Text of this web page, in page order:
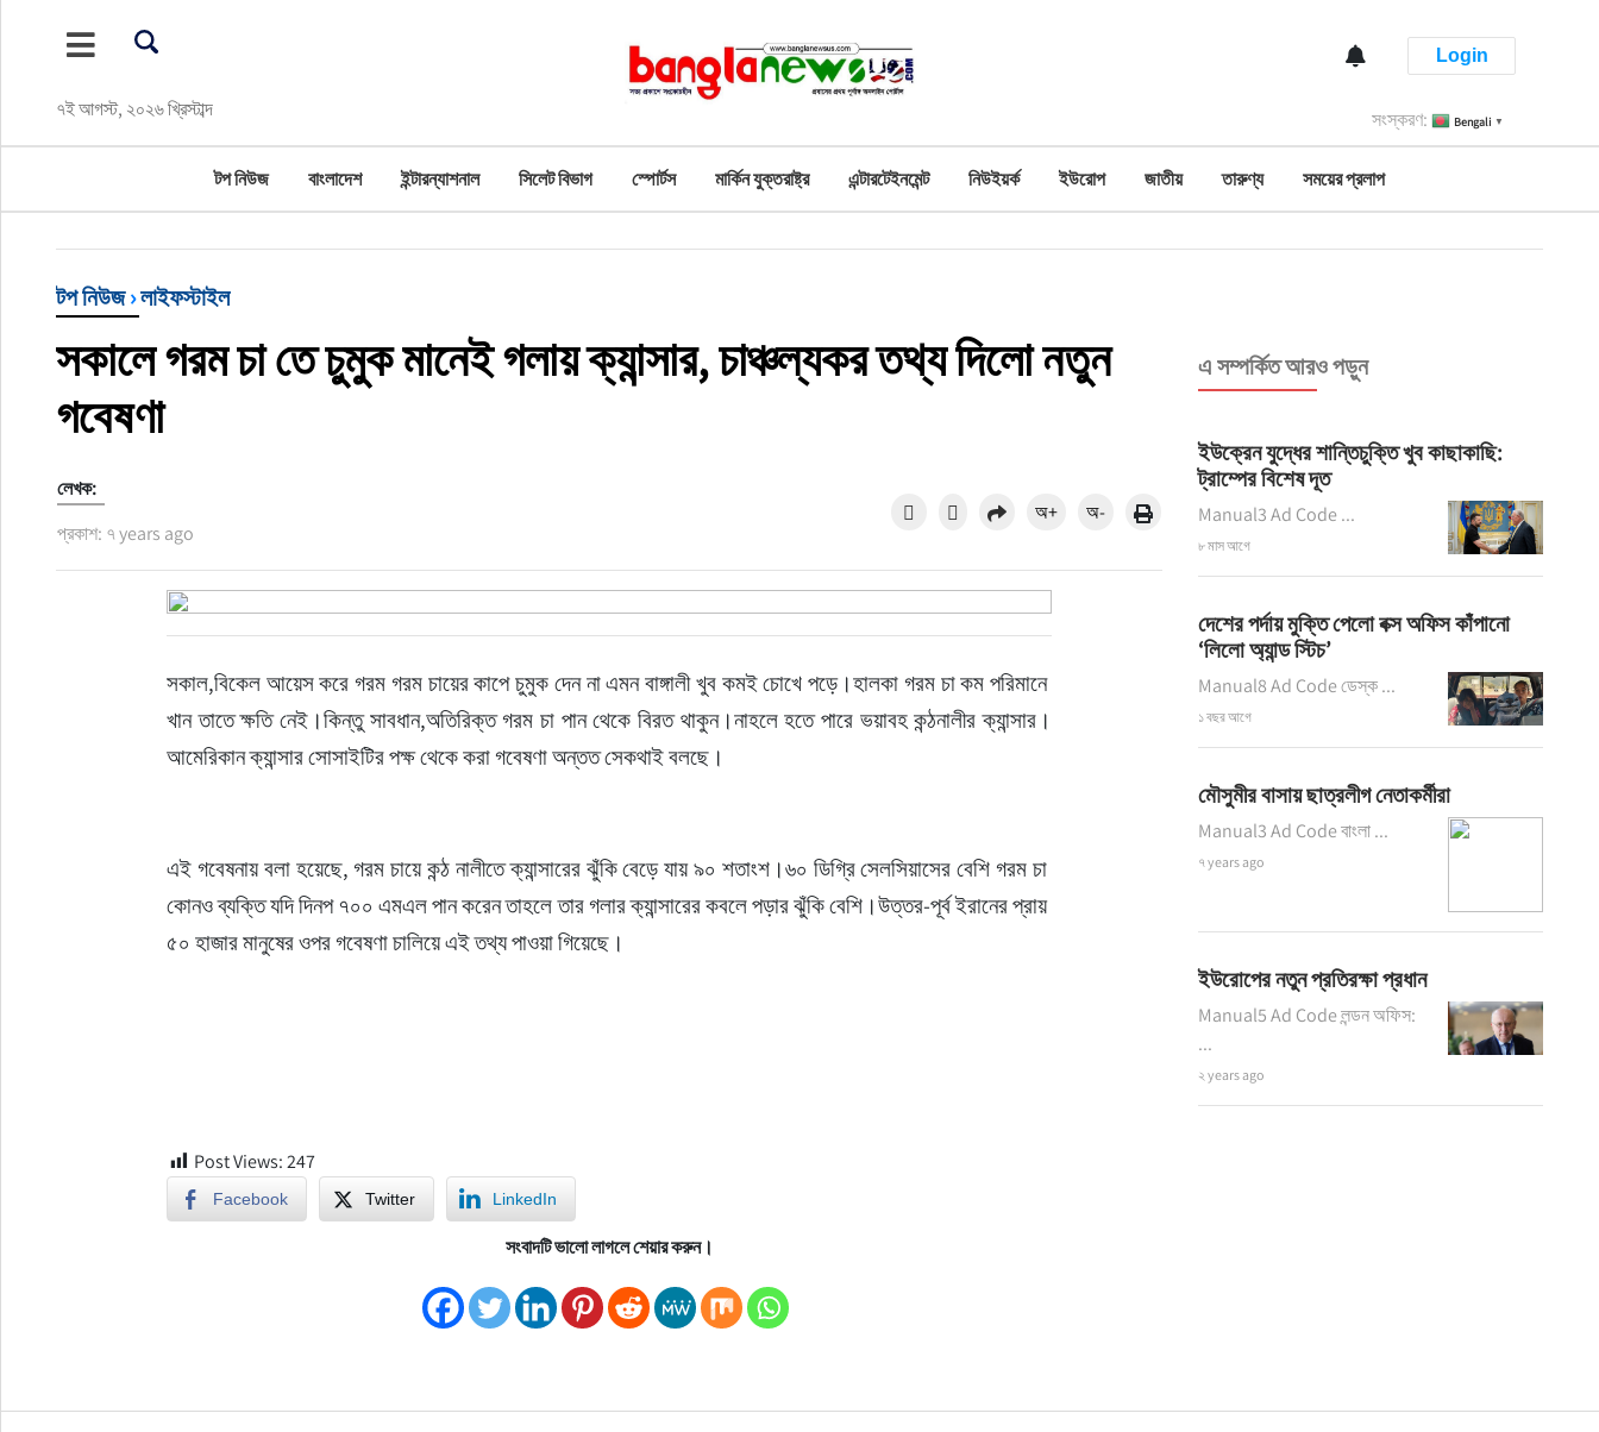
৭ই আগস্ট, ২০২৬ খ্রিস্টাব্দ
Login
সংস্করণ: Bengali ▼
মার্কিন যুক্তরাষ্ট্র
নিউইয়র্ক
টপ নিউজ বাংলাদেশ ইন্টারন্যাশনাল সিলেট বিভাগ স্পোর্টস মার্কিন যুক্তরাষ্ট্র এন্টারটেইনমেন্ট নিউইয়র্ক ইউরোপ জাতীয় তারুণ্য সময়ের প্রলাপ
টপ নিউজ›লাইফস্টাইল
সকালে গরম চা তে চুমুক মানেই গলায় ক্যান্সার, চাঞ্চল্যকর তথ্য দিলো নতুন
গবেষণা
লেখক:
প্রকাশ: ৭ years ago
অ+ অ-
সকাল,বিকেল আয়েস করে গরম গরম চায়ের কাপে চুমুক দেন না এমন বাঙ্গালী খুব কমই চোখে পড়ে।হালকা গরম চা কম পরিমানে
খান তাতে ক্ষতি নেই।কিন্তু সাবধান,অতিরিক্ত গরম চা পান থেকে বিরত থাকুন।নাহলে হতে পারে ভয়াবহ কন্ঠনালীর ক্যান্সার।
আমেরিকান ক্যান্সার সোসাইটির পক্ষ থেকে করা গবেষণা অন্তত সেকথাই বলছে।
এই গবেষনায় বলা হয়েছে, গরম চায়ে কন্ঠ নালীতে ক্যান্সারের ঝুঁকি বেড়ে যায় ৯০ শতাংশ।৬০ ডিগ্রি সেলসিয়াসের বেশি গরম চা
কোনও ব্যক্তি যদি দিনপ ৭০০ এমএল পান করেন তাহলে তার গলার ক্যান্সারের কবলে পড়ার ঝুঁকি বেশি।উত্তর-পূর্ব ইরানের প্রায়
৫০ হাজার মানুষের ওপর গবেষণা চালিয়ে এই তথ্য পাওয়া গিয়েছে।
Post Views:247
Facebook Twitter LinkedIn
সংবাদটি ভালো লাগলে শেয়ার করুন।
এ সম্পর্কিত আরও পড়ুন
ইউক্রেন যুদ্ধের শান্তিচুক্তি খুব কাছাকাছি:
ট্রাম্পের বিশেষ দূত
Manual3 Ad Code ...
৮ মাস আগে
দেশের পর্দায় মুক্তি পেলো বক্স অফিস কাঁপানো
‘লিলো অ্যান্ড স্টিচ’
Manual8 Ad Code ডেস্ক ...
১ বছর আগে
মৌসুমীর বাসায় ছাত্রলীগ নেতাকর্মীরা
Manual3 Ad Code বাংলা ...
৭ years ago
ইউরোপের নতুন প্রতিরক্ষা প্রধান
Manual5 Ad Code লন্ডন অফিস:
...
২ years ago